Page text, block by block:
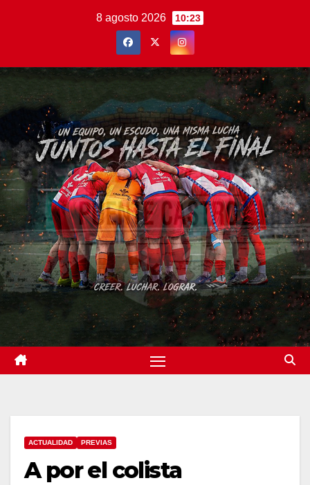
8 agosto 2026 10:23
ACTUALIDAD PREVIAS
A por el colista